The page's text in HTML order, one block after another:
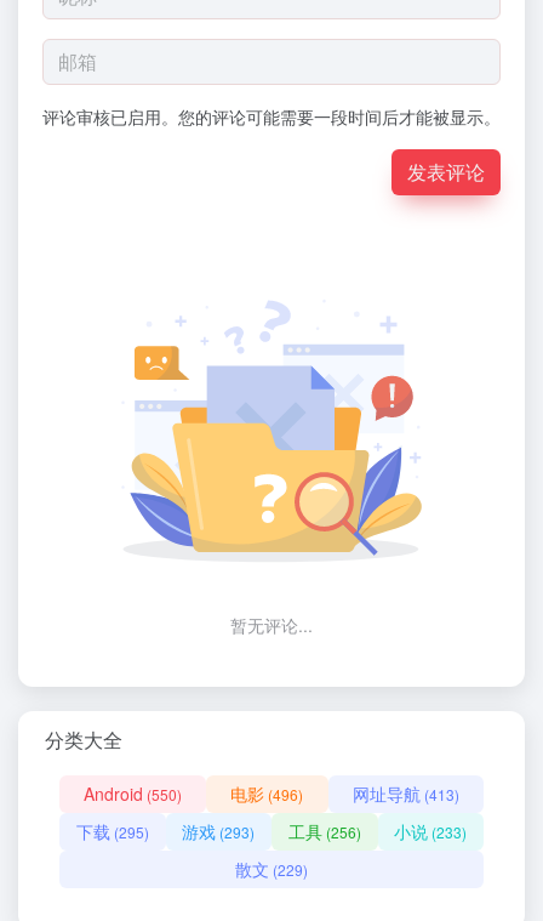
评论审核已启用。您的评论可能需要一段时间后才能被显示。
发表评论
暂无评论...
分类大全
Android (550) 电影 (496) 网址导航 (413)
下载 (295) 游戏 (293) 工具(256) 小说 (233)
散文 (229)